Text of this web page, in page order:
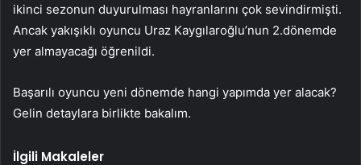
ikinci sezonun duyurulması hayranlarını çok sevindirmişti.
Ancak yakışıklı oyuncu Uraz Kaygılaroğlu’nun 2.dönemde
yer almayacağı öğrenildi.
Başarılı oyuncu yeni dönemde hangi yapımda yer alacak?
Gelin detaylara birlikte bakalım.
İlgili Makaleler